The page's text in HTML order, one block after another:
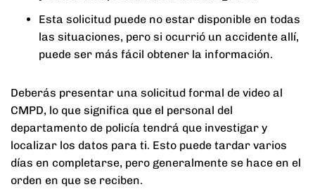
Esta solicitud puede no estar disponible en todas
las situaciones, pero si ocurrió un accidente allí,
puede ser más fácil obtener la información.
Deberás presentar una solicitud formal de video al
CMPD, lo que significa que el personal del
departamento de policía tendrá que investigar y
localizar los datos para ti. Esto puede tardar varios
días en completarse, pero generalmente se hace en el
orden en que se reciben.